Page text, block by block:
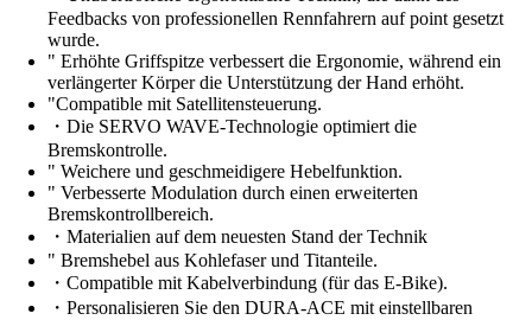
Feedbacks von professionellen Rennfahrern auf point gesetzt
wurde.
" Erhöhte Griffspitze verbessert die Ergonomie, während ein
verlängerter Körper die Unterstützung der Hand erhöht.
"Compatible mit Satellitensteuerung.
・Die SERVO WAVE-Technologie optimiert die
Bremskontrolle.
" Weichere und geschmeidigere Hebelfunktion.
" Verbesserte Modulation durch einen erweiterten
Bremskontrollbereich.
・Materialien auf dem neuesten Stand der Technik
" Bremshebel aus Kohlefaser und Titanteile.
・Compatible mit Kabelverbindung (für das E-Bike).
・Personalisieren Sie den DURA-ACE mit einstellbaren